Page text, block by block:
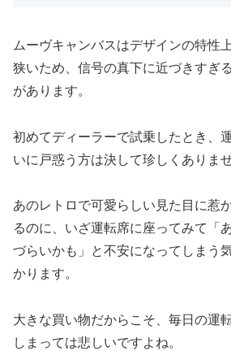
ムーヴキャンバスはデザインの特性
狭いため、信号の真下に近づきすぎ
があります。
初めてディーラーで試乗したとき、
いに戸惑う方は決して珍しくありませ
あのレトロで可愛らしい見た目に惹
るのに、いざ運転席に座ってみて「
づらいかも」と不安になってしまう
かります。
大きな買い物だからこそ、毎日の運
しまっては悲しいですよね。